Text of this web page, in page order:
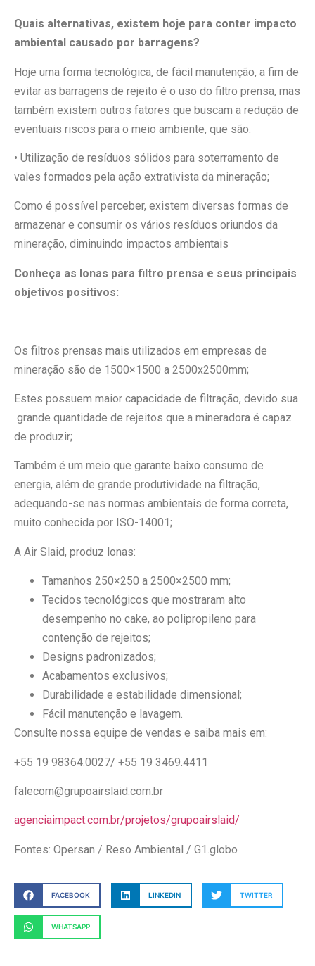
Quais alternativas, existem hoje para conter impacto
ambiental causado por barragens?
Hoje uma forma tecnológica, de fácil manutenção, a fim de
evitar as barragens de rejeito é o uso do filtro prensa, mas
também existem outros fatores que buscam a redução de
eventuais riscos para o meio ambiente, que são:
• Utilização de resíduos sólidos para soterramento de
vales formados pela ação extrativista da mineração;
Como é possível perceber, existem diversas formas de
armazenar e consumir os vários resíduos oriundos da
mineração, diminuindo impactos ambientais
Conheça as lonas para filtro prensa e seus principais
objetivos positivos:
Os filtros prensas mais utilizados em empresas de
mineração são de 1500×1500 a 2500x2500mm;
Estes possuem maior capacidade de filtração, devido sua
grande quantidade de rejeitos que a mineradora é capaz
de produzir;
Também é um meio que garante baixo consumo de
energia, além de grande produtividade na filtração,
adequando-se nas normas ambientais de forma correta,
muito conhecida por ISO-14001;
A Air Slaid, produz lonas:
Tamanhos 250×250 a 2500×2500 mm;
Tecidos tecnológicos que mostraram alto
desempenho no cake, ao polipropileno para
contenção de rejeitos;
Designs padronizados;
Acabamentos exclusivos;
Durabilidade e estabilidade dimensional;
Fácil manutenção e lavagem.
Consulte nossa equipe de vendas e saiba mais em:
+55 19 98364.0027/ +55 19 3469.4411
falecom@grupoairslaid.com.br
agenciaimpact.com.br/projetos/grupoairslaid/
Fontes: Opersan / Reso Ambiental / G1.globo
FACEBOOK LINKEDIN TWITTER
WHATSAPP